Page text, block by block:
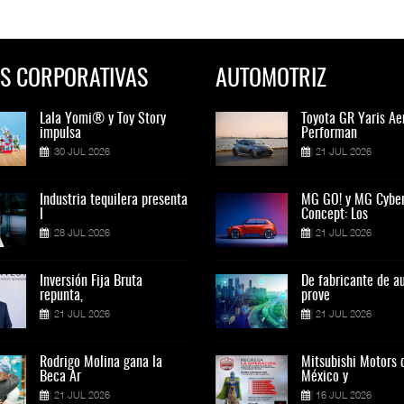
CORPORATIVAS
Lala Yomi® y Toy Story
impulsa
30 JUL 2026
Industria tequilera presenta
28 JUL 2026
Inversión Fija Bruta
repunta,
21 JUL 2026
Rodrigo Molina gana la
Beca Ar
21 JUL 2026
Lala Yomi® y Toy
impulsa
30 JUL 2026
Industria tequilera
28 JUL 2026
Inversión Fija Bruta
repunta,
21 JUL 2026
Rodrigo Molina gana
Beca Ar
21 JUL 2026
AUTOMOTRIZ
Toyota GR Yaris Aero
Performan
21 JUL 2026
MG GO! y MG Cyber
21 JUL 2026
De fabricante de autos a
prove
21 JUL 2026
Mitsubishi Motors de
México y
16 JUL 2026
Toyota GR Yaris
Performan
21 JUL 2026
MG GO! y MG
Concept: Los
21 JUL 2026
De fabricante de
prove
21 JUL 2026
Mitsubishi Motors
México y
16 JUL 2026